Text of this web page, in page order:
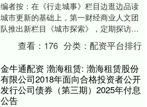
编者按：在《行走城事》栏目边逛边品读
城市更新的基础上，第一财经商业人文团
队推出新栏目《城市探索》，定期探访、
盘点最新开放的城市文旅空间。公园、博
物馆、书店、美术....
查看： 176 分类：配资平台排行
金牛通配资 渤海租赁: 渤海租赁股份
有限公司2018年面向合格投资者公开
发行公司债券（第三期）2025年付息
公告